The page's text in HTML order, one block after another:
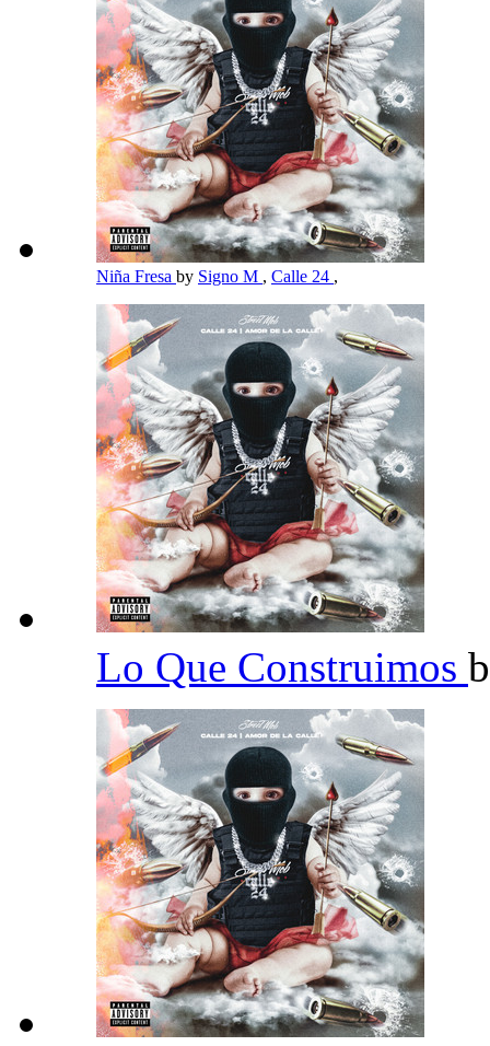
Niña Fresa by Signo M , Calle 24 ,
Lo Que Construimos